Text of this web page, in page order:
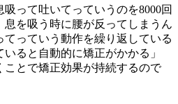
吸って吐いてっていうのを8000回
息を吸う時に腰が反ってしまうん
っていう動作を繰り返している
ると自動的に矯正がかかる」
ことで矯正効果が持続するので